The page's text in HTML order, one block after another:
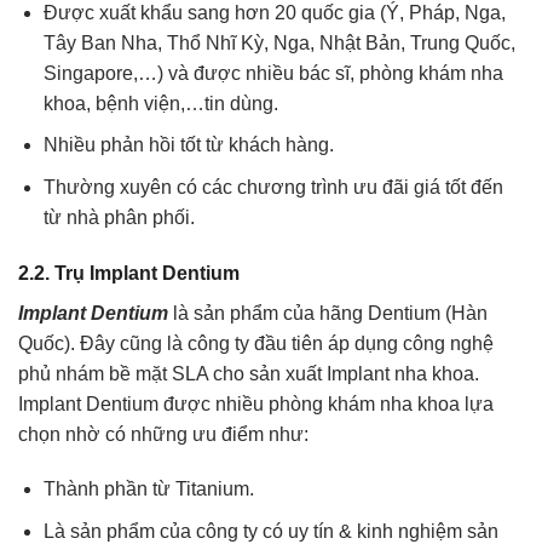
Được xuất khẩu sang hơn 20 quốc gia (Ý, Pháp, Nga,
Tây Ban Nha, Thổ Nhĩ Kỳ, Nga, Nhật Bản, Trung Quốc,
Singapore,…) và được nhiều bác sĩ, phòng khám nha
khoa, bệnh viện,…tin dùng.
Nhiều phản hồi tốt từ khách hàng.
Thường xuyên có các chương trình ưu đãi giá tốt đến
từ nhà phân phối.
2.2. Trụ Implant Dentium
Implant Dentium là sản phẩm của hãng Dentium (Hàn
Quốc). Đây cũng là công ty đầu tiên áp dụng công nghệ
phủ nhám bề mặt SLA cho sản xuất Implant nha khoa.
Implant Dentium được nhiều phòng khám nha khoa lựa
chọn nhờ có những ưu điểm như:
Thành phần từ Titanium.
Là sản phẩm của công ty có uy tín & kinh nghiệm sản